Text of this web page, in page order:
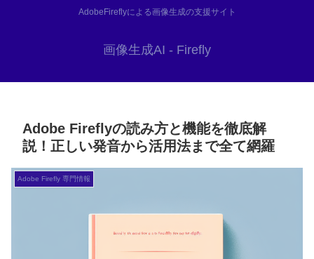
AdobeFireflyによる画像生成の支援サイト
画像生成AI - Firefly
Adobe Fireflyの読み方と機能を徹底解
説！正しい発音から活用法まで全て網羅
Adobe Firefly 専門情報